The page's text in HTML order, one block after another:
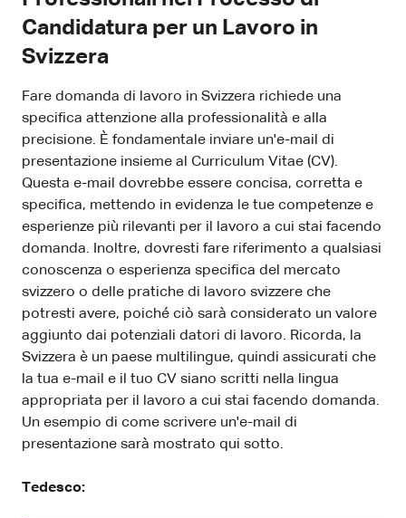
Candidatura per un Lavoro in
Svizzera
Fare domanda di lavoro in Svizzera richiede una
specifica attenzione alla professionalità e alla
precisione. È fondamentale inviare un'e-mail di
presentazione insieme al Curriculum Vitae (CV).
Questa e-mail dovrebbe essere concisa, corretta e
specifica, mettendo in evidenza le tue competenze e
esperienze più rilevanti per il lavoro a cui stai facendo
domanda. Inoltre, dovresti fare riferimento a qualsiasi
conoscenza o esperienza specifica del mercato
svizzero o delle pratiche di lavoro svizzere che
potresti avere, poiché ciò sarà considerato un valore
aggiunto dai potenziali datori di lavoro. Ricorda, la
Svizzera è un paese multilingue, quindi assicurati che
la tua e-mail e il tuo CV siano scritti nella lingua
appropriata per il lavoro a cui stai facendo domanda.
Un esempio di come scrivere un'e-mail di
presentazione sarà mostrato qui sotto.
Tedesco: